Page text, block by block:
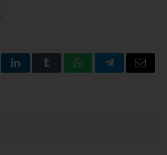
LinkedInTumblrWhatsAppTelegramEmail